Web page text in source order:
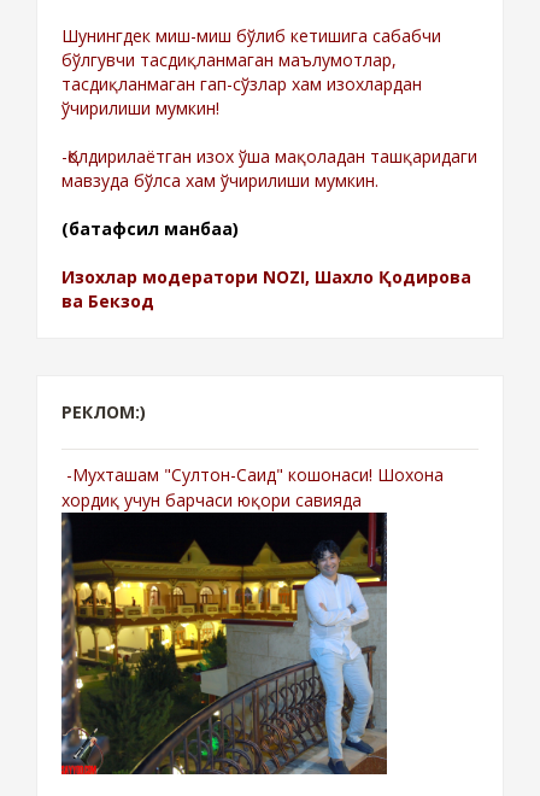
Шунингдек миш-миш бўлиб кетишига сабабчи
бўлгувчи тасдиқланмаган маълумотлар,
тасдиқланмаган гап-сўзлар хам изохлардан
ўчирилиши мумкин!
-Қолдирилаётган изох ўша мақоладан ташқаридаги
мавзуда бўлса хам ўчирилиши мумкин.
(батафсил манбаа)
Изохлар модератори NOZI, Шахло Қодирова
ва Бекзод
РЕКЛОМ:)
-Мухташам "Султон-Саид" кошонаси! Шохона
хордиқ учун барчаси юқори савияда